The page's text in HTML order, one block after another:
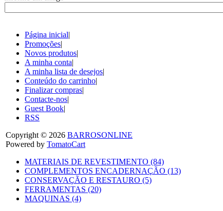
Página inicial|
Promoções|
Novos produtos|
A minha conta|
A minha lista de desejos|
Conteúdo do carrinho|
Finalizar compras|
Contacte-nos|
Guest Book|
RSS
Copyright © 2026 BARROSONLINE
Powered by TomatoCart
MATERIAIS DE REVESTIMENTO (84)
COMPLEMENTOS ENCADERNAÇÃO (13)
CONSERVAÇÃO E RESTAURO (5)
FERRAMENTAS (20)
MAQUINAS (4)